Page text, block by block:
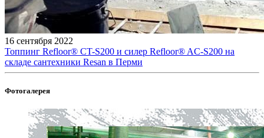
16 сентября 2022
Топпинг Refloor®️ CT-S200 и силер Refloor®️ AC-S200 на
складе сантехники Resan в Перми
Фотогалерея